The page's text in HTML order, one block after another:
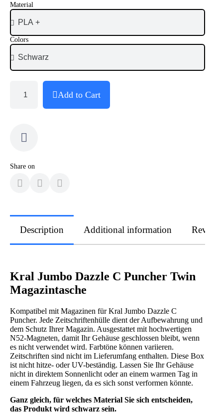
Material
Colors
Add to Cart
Share on
Description Additional information
Kral Jumbo Dazzle C Puncher Twin
Magazintasche
Kompatibel mit Magazinen für Kral Jumbo Dazzle C
Puncher. Jede Zeitschriftenhülle dient der Aufbewahrung und
dem Schutz Ihrer Magazin. Ausgestattet mit hochwertigen
N52-Magneten, damit Ihr Gehäuse geschlossen bleibt, wenn
es nicht verwendet wird. Farbtöne können variieren.
Zeitschriften sind nicht im Lieferumfang enthalten. Diese Box
ist nicht hitze- oder UV-beständig. Lassen Sie Ihr Gehäuse
nicht in direktem Sonnenlicht oder an einem warmen Tag in
einem Fahrzeug liegen, da es sich sonst verformen könnte.
Ganz gleich, für welches Material Sie sich entscheiden,
das Produkt wird schwarz sein.